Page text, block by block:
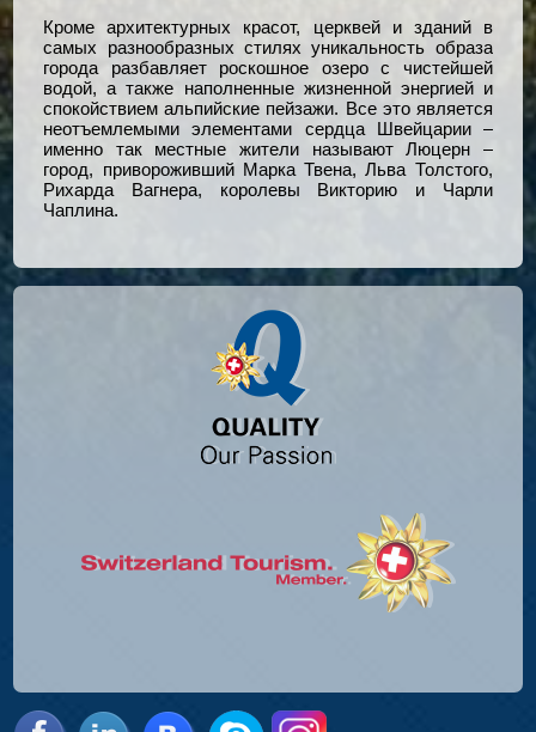
Кроме архитектурных красот, церквей и зданий в
самых разнообразных стилях уникальность образа
города разбавляет роскошное озеро с чистейшей
водой, а также наполненные жизненной энергией и
спокойствием альпийские пейзажи. Все это является
неотъемлемыми элементами сердца Швейцарии –
именно так местные жители называют Люцерн –
город, привороживший Марка Твена, Льва Толстого,
Рихарда Вагнера, королевы Викторию и Чарли
Чаплина.